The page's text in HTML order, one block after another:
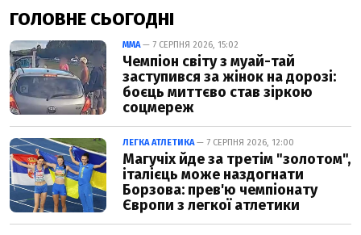
ГОЛОВНЕ СЬОГОДНІ
ММА— 7 СЕРПНЯ 2026, 15:02
Чемпіон світу з муай-тай
заступився за жінок на дорозі:
боєць миттєво став зіркою
соцмереж
ЛЕГКА АТЛЕТИКА— 7 СЕРПНЯ 2026, 12:00
Магучіх йде за третім "золотом",
італієць може наздогнати
Борзова: прев'ю чемпіонату
Європи з легкої атлетики